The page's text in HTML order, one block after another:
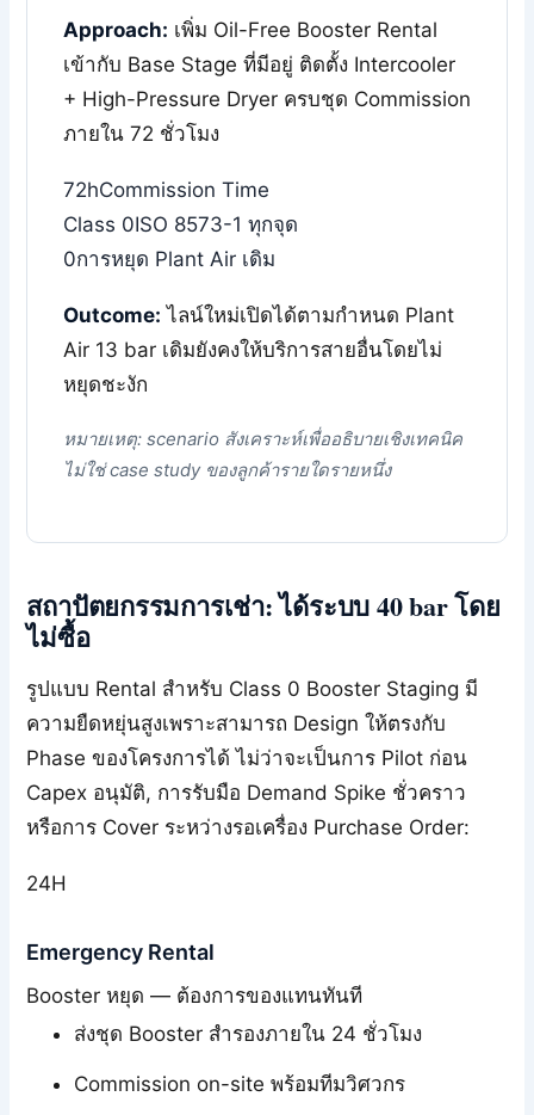
Approach: เพิ่ม Oil-Free Booster Rental
เข้ากับ Base Stage ที่มีอยู่ ติดตั้ง Intercooler
+ High-Pressure Dryer ครบชุด Commission
ภายใน 72 ชั่วโมง
72hCommission Time
Class 0ISO 8573-1 ทุกจุด
0การหยุด Plant Air เดิม
Outcome: ไลน์ใหม่เปิดได้ตามกำหนด Plant
Air 13 bar เดิมยังคงให้บริการสายอื่นโดยไม่
หยุดชะงัก
หมายเหตุ: scenario สังเคราะห์เพื่ออธิบายเชิงเทคนิค
ไม่ใช่ case study ของลูกค้ารายใดรายหนึ่ง
สถาปัตยกรรมการเช่า: ได้ระบบ 40 bar โดย
ไม่ซื้อ
รูปแบบ Rental สำหรับ Class 0 Booster Staging มี
ความยืดหยุ่นสูงเพราะสามารถ Design ให้ตรงกับ
Phase ของโครงการได้ ไม่ว่าจะเป็นการ Pilot ก่อน
Capex อนุมัติ, การรับมือ Demand Spike ชั่วคราว
หรือการ Cover ระหว่างรอเครื่อง Purchase Order:
24H
Emergency Rental
Booster หยุด — ต้องการของแทนทันที
ส่งชุด Booster สำรองภายใน 24 ชั่วโมง
Commission on-site พร้อมทีมวิศวกร